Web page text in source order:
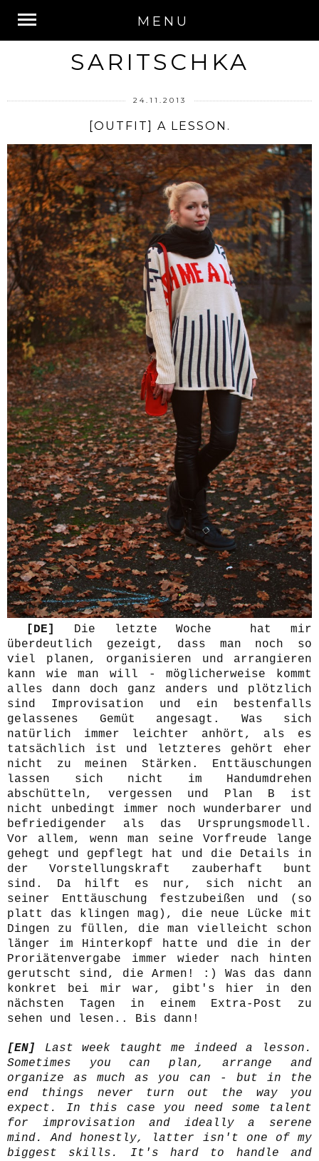
MENU
SARITSCHKA
24.11.2013
[OUTFIT] A LESSON.
[DE]
Die letzte Woche hat mir
überdeutlich gezeigt, dass man noch so
viel planen, organisieren und arrangieren
kann wie man will - möglicherweise kommt
alles dann doch ganz anders und plötzlich
sind Improvisation und ein bestenfalls
gelassenes Gemüt angesagt. Was sich
natürlich immer leichter anhört, als es
tatsächlich ist und letzteres gehört eher
nicht zu meinen Stärken. Enttäuschungen
lassen sich nicht im Handumdrehen
abschütteln, vergessen und Plan B ist
nicht unbedingt immer noch wunderbarer und
befriedigender als das Ursprungsmodell.
Vor allem, wenn man seine Vorfreude lange
gehegt und gepflegt hat und die Details in
der Vorstellungskraft zauberhaft bunt
sind. Da hilft es nur, sich nicht an
seiner Enttäuschung festzubeißen und (so
platt das klingen mag), die neue Lücke mit
Dingen zu füllen, die man vielleicht schon
länger im Hinterkopf hatte und die in der
Proriätenvergabe immer wieder nach hinten
gerutscht sind, die Armen! :) Was das dann
konkret bei mir war, gibt's hier in den
nächsten Tagen in einem Extra-Post zu
sehen und lesen.. Bis dann!
[EN]
Last week taught me indeed a lesson.
Sometimes you can plan, arrange and
organize as much as you can - but in the
end things never turn out the way you
expect. In this case you need some talent
for improvisation and ideally a serene
mind. And honestly, latter isn't one of my
biggest skills. It's hard to handle and